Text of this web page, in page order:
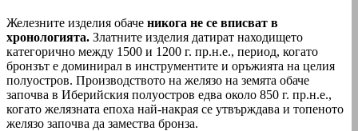
Железните изделия обаче никога не се вписват в
хронологията. Златните изделия датират находището
категорично между 1500 и 1200 г. пр.н.е., период, когато
бронзът е доминирал в инструментите и оръжията на целия
полуостров. Производството на желязо на земята обаче
започва в Иберийския полуостров едва около 850 г. пр.н.е.,
когато желязната епоха най-накрая се утвърждава и топеното
желязо започва да замества бронза.